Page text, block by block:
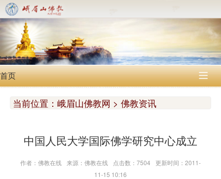
首页 
当前位置： 峨眉山佛教网 > 佛教资讯
中国人民大学国际佛学研究中心成立
作者：佛教在线 来源：佛教在线 点击数：7504
更新时间：2011-
11-15 10:16